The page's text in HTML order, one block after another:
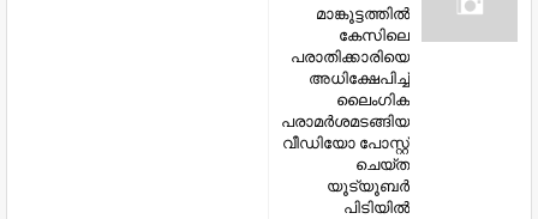
മാങ്കൂട്ടത്തിൽ
കേസിലെ
പരാതിക്കാരിയെ
അധിക്ഷേപിച്ച്
ലൈംഗിക
പരാമർശമടങ്ങിയ
വീഡിയോ പോസ്റ്റ്
ചെയ്ത
യൂട്യൂബർ
പിടിയിൽ